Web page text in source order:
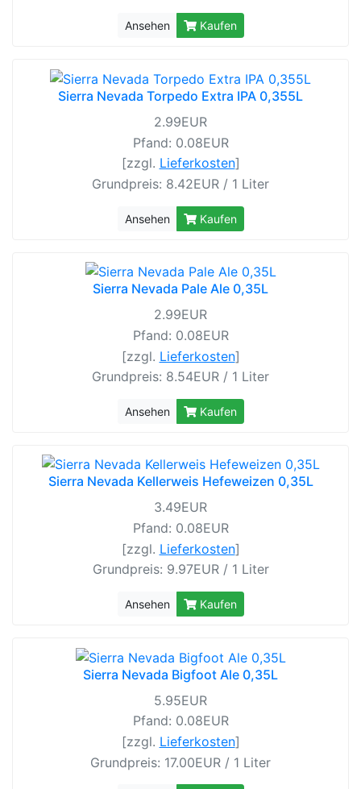
Ansehen Kaufen
Sierra Nevada Torpedo Extra IPA 0,355L
2.99EUR
Pfand: 0.08EUR
[zzgl. Lieferkosten]
Grundpreis: 8.42EUR / 1 Liter
Ansehen Kaufen
Sierra Nevada Pale Ale 0,35L
2.99EUR
Pfand: 0.08EUR
[zzgl. Lieferkosten]
Grundpreis: 8.54EUR / 1 Liter
Ansehen Kaufen
Sierra Nevada Kellerweis Hefeweizen 0,35L
3.49EUR
Pfand: 0.08EUR
[zzgl. Lieferkosten]
Grundpreis: 9.97EUR / 1 Liter
Ansehen Kaufen
Sierra Nevada Bigfoot Ale 0,35L
5.95EUR
Pfand: 0.08EUR
[zzgl. Lieferkosten]
Grundpreis: 17.00EUR / 1 Liter